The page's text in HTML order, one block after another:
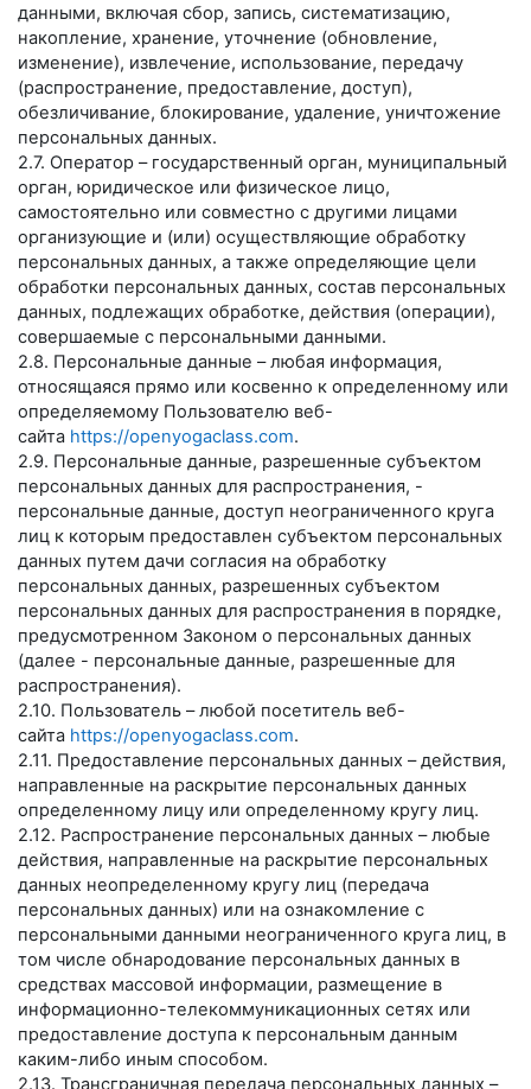
данными, включая сбор, запись, систематизацию,
накопление, хранение, уточнение (обновление,
изменение), извлечение, использование, передачу
(распространение, предоставление, доступ),
обезличивание, блокирование, удаление, уничтожение
персональных данных.
2.7. Оператор – государственный орган, муниципальный
орган, юридическое или физическое лицо,
самостоятельно или совместно с другими лицами
организующие и (или) осуществляющие обработку
персональных данных, а также определяющие цели
обработки персональных данных, состав персональных
данных, подлежащих обработке, действия (операции),
совершаемые с персональными данными.
2.8. Персональные данные – любая информация,
относящаяся прямо или косвенно к определенному или
определяемому Пользователю веб-
сайта https://openyogaclass.com.
2.9. Персональные данные, разрешенные субъектом
персональных данных для распространения, -
персональные данные, доступ неограниченного круга
лиц к которым предоставлен субъектом персональных
данных путем дачи согласия на обработку
персональных данных, разрешенных субъектом
персональных данных для распространения в порядке,
предусмотренном Законом о персональных данных
(далее - персональные данные, разрешенные для
распространения).
2.10. Пользователь – любой посетитель веб-
сайта https://openyogaclass.com.
2.11. Предоставление персональных данных – действия,
направленные на раскрытие персональных данных
определенному лицу или определенному кругу лиц.
2.12. Распространение персональных данных – любые
действия, направленные на раскрытие персональных
данных неопределенному кругу лиц (передача
персональных данных) или на ознакомление с
персональными данными неограниченного круга лиц, в
том числе обнародование персональных данных в
средствах массовой информации, размещение в
информационно-телекоммуникационных сетях или
предоставление доступа к персональным данным
каким-либо иным способом.
2.13. Трансграничная передача персональных данных –